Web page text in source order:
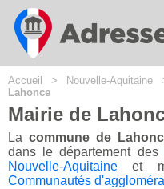
Accueil > Nouvelle-Aquitaine
Lahonce
Mairie de
La commune de
dans le département des
Nouvelle-Aquitaine et
Communautés
Cookies management panel